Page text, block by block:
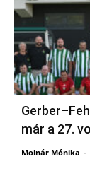
már a 27.
Molnár Mónika -